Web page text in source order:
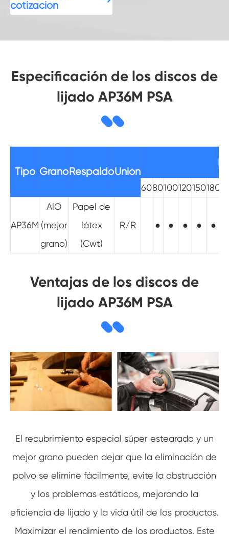
cotización
Especificación de los discos de
lijado AP36M PSA
Tipo GranoRespaldoUnión
6080100120150180
AP36M
AlO
(mejor
grano)
Papel de
látex
(Cwt)
R/R ● ● ● ● ●
Ventajas de los discos de
lijado AP36M PSA
El recubrimiento especial súper estearado y un
mejor grano pueden dejar que la eliminación de
polvo se elimine fácilmente, evite la obstrucción
y los problemas estáticos, mejorando la
eficiencia de lijado y la vida útil de los productos.
Maximizar el rendimiento de los productos. Este